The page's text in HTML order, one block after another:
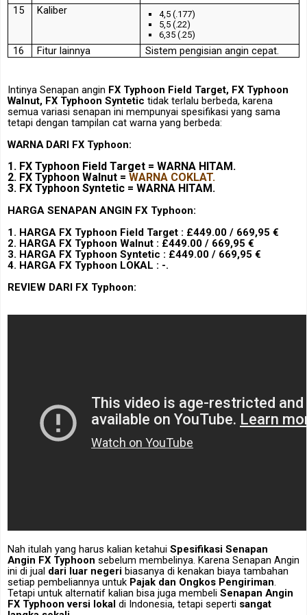
15 Kaliber
4,5 (.177)
5,5 (.22)
6,35 (.25)
16 Fitur lainnya Sistem pengisian angin cepat.
Intinya Senapan angin FX Typhoon Field Target, FX Typhoon
Walnut, FX Typhoon Syntetic tidak terlalu berbeda, karena
semua variasi senapan ini mempunyai spesifikasi yang sama
tetapi dengan tampilan cat warna yang berbeda:
WARNA DARI FX Typhoon:
1. FX Typhoon Field Target = WARNA HITAM.
2. FX Typhoon Walnut = WARNA COKLAT.
3. FX Typhoon Syntetic = WARNA HITAM.
HARGA SENAPAN ANGIN FX Typhoon:
1. HARGA FX Typhoon Field Target : £449.00 / 669,95 €
2. HARGA FX Typhoon Walnut : £449.00 / 669,95 €
3. HARGA FX Typhoon Syntetic : £449.00 / 669,95 €
4. HARGA FX Typhoon LOKAL : -.
REVIEW DARI FX Typhoon:
Nah itulah yang harus kalian ketahui Spesifikasi Senapan
Angin FX Typhoon sebelum membelinya. Karena Senapan Angin
ini di jual dari luar negeri biasanya di kenakan biaya tambahan
setiap pembeliannya untuk Pajak dan Ongkos Pengiriman.
Tetapi untuk alternatif kalian bisa juga membeli Senapan Angin
FX Typhoon versi lokal di Indonesia, tetapi seperti sangat